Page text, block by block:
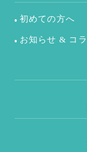
初めての方へ
お知らせ & コ